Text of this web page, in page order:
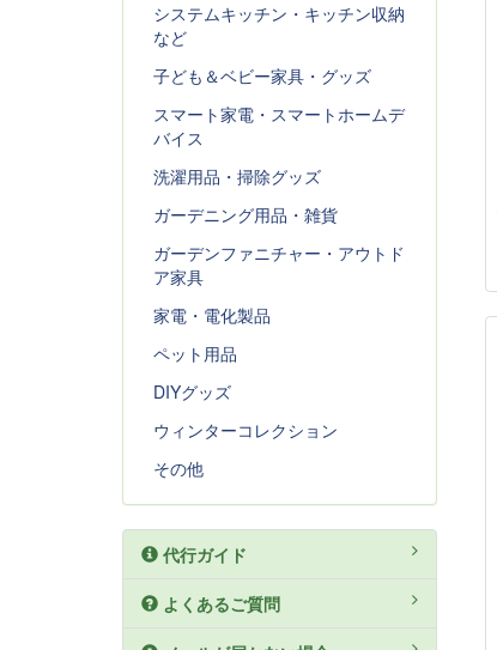
システムキッチン・キッチン収納
など
子ども＆ベビー家具・グッズ
スマート家電・スマートホームデ
バイス
洗濯用品・掃除グッズ
ガーデニング用品・雑貨
ガーデンファニチャー・アウトド
ア家具
家電・電化製品
ペット用品
DIYグッズ
ウィンターコレクション
その他
代行ガイド
よくあるご質問